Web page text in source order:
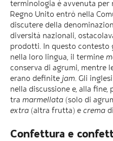
terminologia è avvenuta per
Regno Unito entrò nella
discutere della
diversità nazionali,
prodotti. In questo contesto
nella loro lingua, il termine
conserva di agrumi, mentre
erano definite jam. Gli
nella discussione e, alla fine,
tra marmellata (solo di
extra (altra frutta) e crema
Confettura e